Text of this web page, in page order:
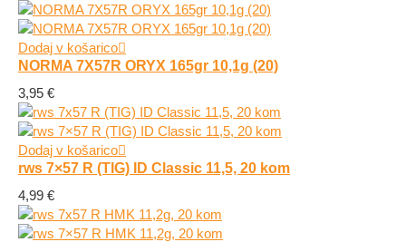
Dodaj v košarico
NORMA 7X57R ORYX 165gr 10,1g (20)
3,95 €
Dodaj v košarico
rws 7×57 R (TIG) ID Classic 11,5, 20 kom
4,99 €